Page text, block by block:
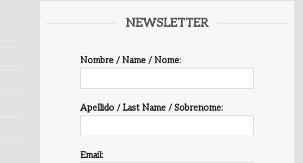
NEWSLETTER
Nombre / Name / Nome:
Apellido / Last Name / Sobrenome:
Email: